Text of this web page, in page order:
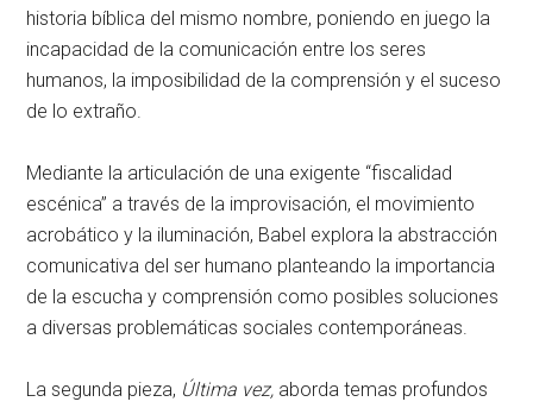
historia bíblica del mismo nombre, poniendo en juego la
incapacidad de la comunicación entre los seres
humanos, la imposibilidad de la comprensión y el suceso
de lo extraño.
Mediante la articulación de una exigente “fiscalidad
escénica” a través de la improvisación, el movimiento
acrobático y la iluminación, Babel explora la abstracción
comunicativa del ser humano planteando la importancia
de la escucha y comprensión como posibles soluciones
a diversas problemáticas sociales contemporáneas.
La segunda pieza, Última vez, aborda temas profundos